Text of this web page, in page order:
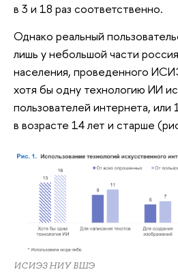
в 3 и 18 раз соответственно.
Однако реальный
лишь у небольшой части
населения, проведенного
хотя бы одну технологию ИИ
пользователей интернета,
в возрасте 14 лет и старше
ИСИЭЗ НИУ ВШЭ